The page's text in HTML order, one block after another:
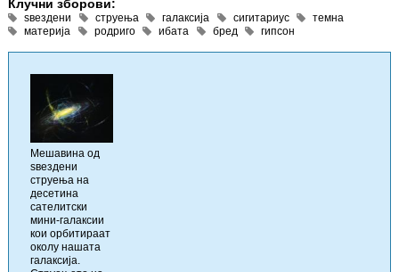
Клучни зборови:
ѕвездени струења галаксија сигитариус
темна
материја
родриго ибата бред гипсон
Мешавина од
ѕвездени
струења на
десетина
сателитски
мини-галаксии
кои орбитираат
околу нашата
галаксија.